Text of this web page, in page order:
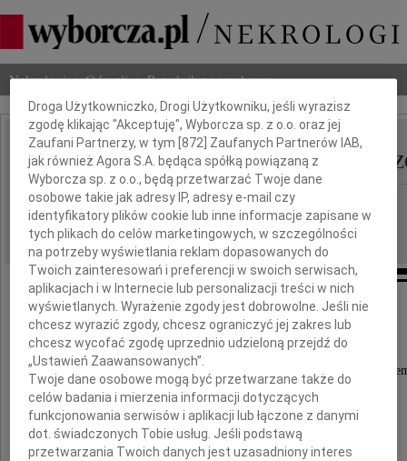
Nekrologi Odeszli Poradnik pogrzebowy
IMIĘ I NAZWISKO: Aleksander Jan
REGION: Warszawa
DATA EMISJI: 03.10.2024
4 października 2024 roku mija
pierwsza bolesna rocznica rozstania
z naszym ukochanym Mężem, Ojcem i
Dbamy o Twoją prywatność
Droga Użytkowniczko, Drogi Użytkowniku, jeśli wyrazisz
zgodę klikając "Akceptuję", Wyborcza sp. z o.o. oraz jej
Zaufani Partnerzy, w tym [872] Zaufanych Partnerów IAB,
jak również Agora S.A. będąca spółką powiązaną z
Wyborcza sp. z o.o., będą przetwarzać Twoje dane
osobowe takie jak adresy IP, adresy e-mail czy
identyfikatory plików cookie lub inne informacje zapisane w
tych plikach do celów marketingowych, w szczególności
na potrzeby wyświetlania reklam dopasowanych do
Twoich zainteresowań i preferencji w swoich serwisach,
aplikacjach i w Internecie lub personalizacji treści w nich
wyświetlanych. Wyrażenie zgody jest dobrowolne. Jeśli nie
chcesz wyrazić zgody, chcesz ograniczyć jej zakres lub
chcesz wycofać zgodę uprzednio udzieloną przejdź do
„Ustawień Zaawansowanych”.
Twoje dane osobowe mogą być przetwarzane także do
celów badania i mierzenia informacji dotyczących
funkcjonowania serwisów i aplikacji lub łączone z danymi
dot. świadczonych Tobie usług. Jeśli podstawą
przetwarzania Twoich danych jest uzasadniony interes